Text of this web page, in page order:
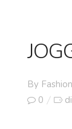
By Fashion
0